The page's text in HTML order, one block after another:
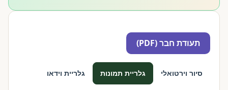
תעודת חבר (PDF)
סיור וירטואלי גלריית תמונות גלריית וידאו